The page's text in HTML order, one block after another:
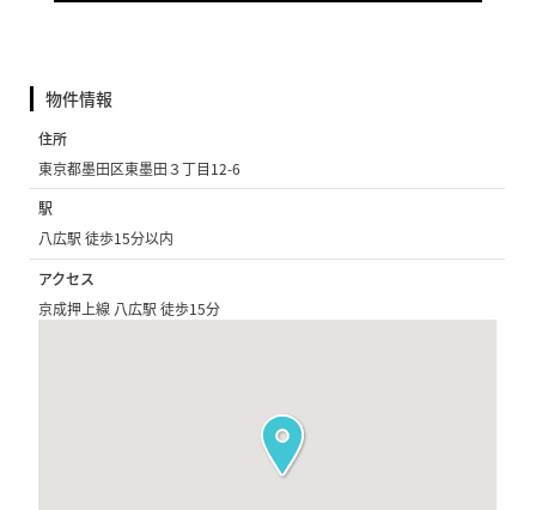
物件情報
住所
東京都墨田区東墨田３丁目12-6
駅
八広駅 徒歩15分以内
アクセス
京成押上線 八広駅 徒歩15分